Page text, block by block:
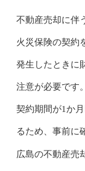
不動産売却に伴
火災保険の契約
発生したときに
注意が必要です。
契約期間が1か
るため、事前に
広島の不動産売